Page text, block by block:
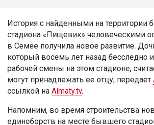
История с найденными на территории
стадиона «Пищевик» человеческими
в Семее получила новое развитие.
который восемь лет назад бесследно
рабочей смены на этом стадионе,
могут принадлежать ее отцу, передает
ссылкой на Almaty.tv.
Напомним, во время строительства
единоборств на месте бывшего